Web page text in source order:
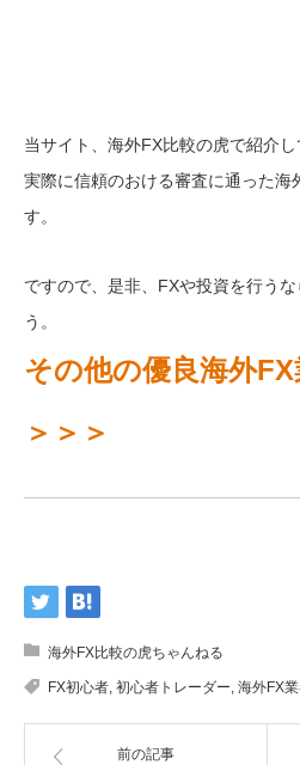
当サイト、海外FX比較の虎で紹介し
実際に信頼のおける審査に通った海
す。
ですので、是非、FXや投資を行う
う。
その他の優良海外
＞＞＞
海外FX比較の虎ちゃんねる
FX初心者, 初心者トレーダー, 海外FX
前の記事